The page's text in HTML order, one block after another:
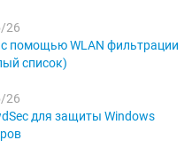
26
с помощью WLAN фильтрации
список)
26
для защиты Windows